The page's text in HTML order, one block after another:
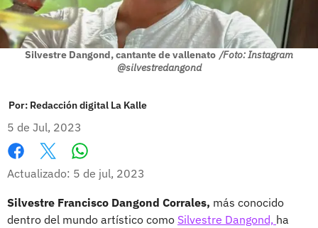
Silvestre Dangond, cantante de vallenato /Foto: Instagram
@silvestredangond
Por: Redacción digital La Kalle
5 de Jul, 2023
Facebook
X
Actualizado: 5 de jul, 2023
Silvestre Francisco Dangond Corrales, más conocido
dentro del mundo artístico como Silvestre Dangond, ha